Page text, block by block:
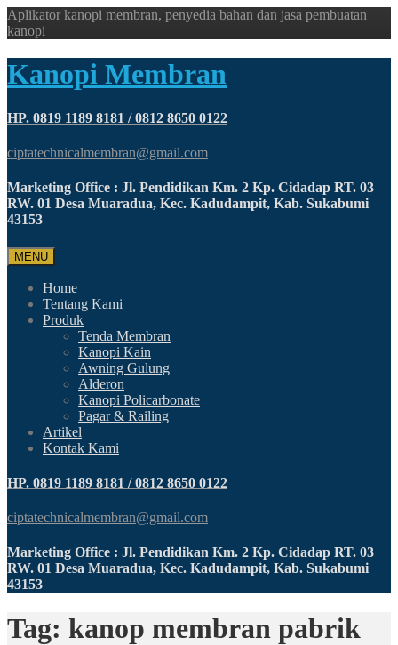
Aplikator kanopi membran, penyedia bahan dan jasa pembuatan
kanopi
Kanopi Membran
HP. 0819 1189 8181 / 0812 8650 0122
ciptatechnicalmembran@gmail.com
Marketing Office : Jl. Pendidikan Km. 2 Kp. Cidadap RT. 03
RW. 01 Desa Muaradua, Kec. Kadudampit, Kab. Sukabumi
43153
MENU
Home
Tentang Kami
Produk
Tenda Membran
Kanopi Kain
Awning Gulung
Alderon
Kanopi Policarbonate
Pagar & Railing
Artikel
Kontak Kami
HP. 0819 1189 8181 / 0812 8650 0122
ciptatechnicalmembran@gmail.com
Marketing Office : Jl. Pendidikan Km. 2 Kp. Cidadap RT. 03
RW. 01 Desa Muaradua, Kec. Kadudampit, Kab. Sukabumi
43153
Tag: kanop membran pabrik